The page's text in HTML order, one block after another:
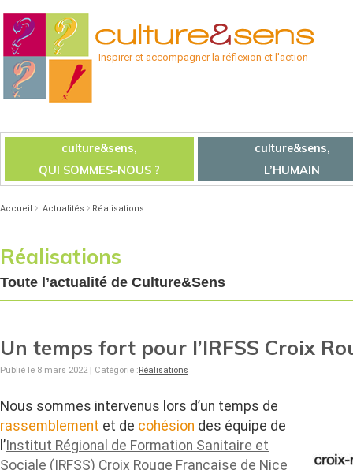
Inspirer et accompagner la réflexion et l'action
culture&sens,
QUI SOMMES-NOUS ?
culture&sens,
L’HUMAIN
Accueil Actualités Réalisations
Réalisations
Toute l’actualité de Culture&Sens
Un temps fort pour l’IRFSS Croix
Publié le 8 mars 2022| Catégorie :Réalisations
Nous sommes intervenus lors d’un temps de
rassemblement et de cohésion des équipe de
l’ Institut Régional de Formation Sanitaire et
Sociale (IRFSS) Croix Rouge Française de Nice